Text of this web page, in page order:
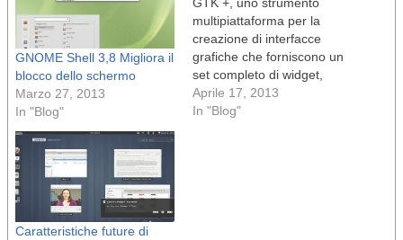
GNOME Shell 3,8 Migliora il
blocco dello schermo
Marzo 27, 2013
In "Blog"
multipiattaforma per la
creazione di interfacce
grafiche che forniscono un
set completo di widget,
adatto per completare suite
di applicazioni, è ora alla
Aprile 17, 2013
In "Blog"
Caratteristiche future di